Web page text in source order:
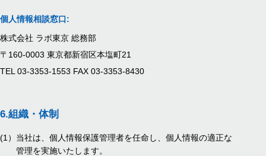
個人情報相談窓口:
株式会社 ラボ東京 総務部
〒160-0003 東京都新宿区本塩町21
TEL 03-3353-1553 FAX 03-3353-8430
6.組織・体制
(1） 当社は、個人情報保護管理者を任命し、個人情報の適正な
管理を実施いたします。